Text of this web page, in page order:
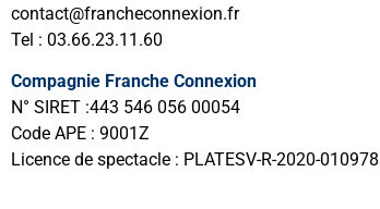
contact@francheconnexion.fr
Tel : 03.66.23.11.60
Compagnie Franche Connexion
N° SIRET :443 546 056 00054
Code APE : 9001Z
Licence de spectacle : PLATESV-R-2020-010978